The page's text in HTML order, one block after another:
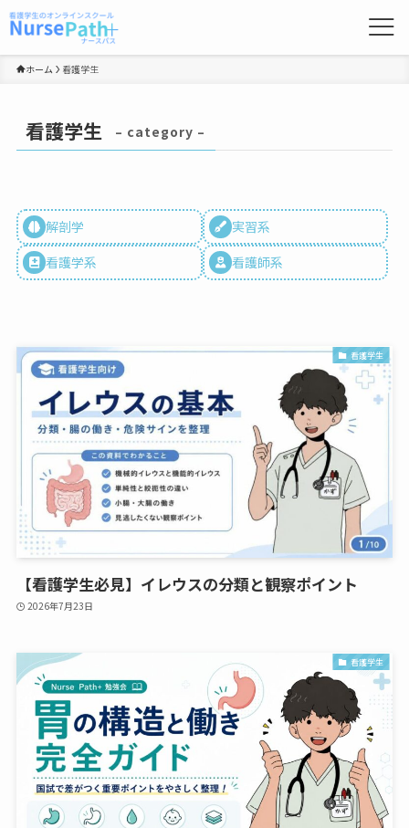
ホーム 看護学生
看護学生 – category –
解剖学
実習系
看護学系
看護師系
看護学生
【看護学生必見】イレウスの分類と観察ポイント
2026年7月23日
看護学生